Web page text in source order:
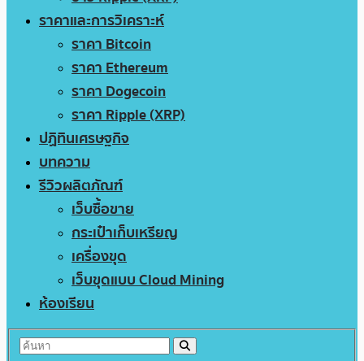
ราคาและการวิเคราะห์
ราคา Bitcoin
ราคา Ethereum
ราคา Dogecoin
ราคา Ripple (XRP)
ปฏิทินเศรษฐกิจ
บทความ
รีวิวผลิตภัณฑ์
เว็บซื้อขาย
กระเป๋าเก็บเหรียญ
เครื่องขุด
เว็บขุดแบบ Cloud Mining
ห้องเรียน